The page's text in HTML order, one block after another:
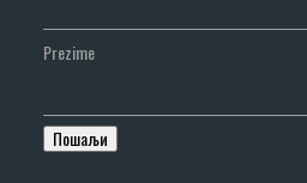
Prezime